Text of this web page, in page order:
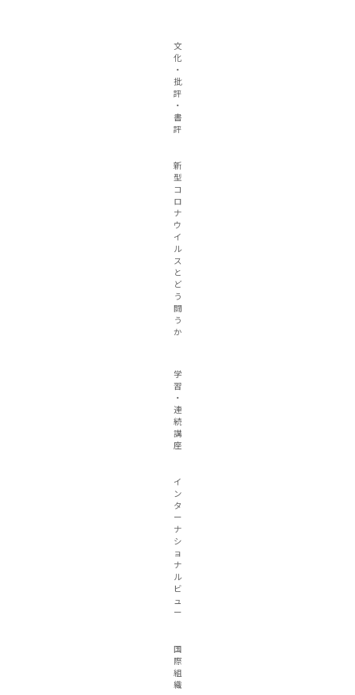
文
化
・
批
評
・
書
評
新
型
コ
ロ
ナ
ウ
イ
ル
ス
と
ど
う
闘
う
か
学
習
・
連
続
講
座
イ
ン
タ
ー
ナ
シ
ョ
ナ
ル
ビ
ュ
ー
国
際
組
織